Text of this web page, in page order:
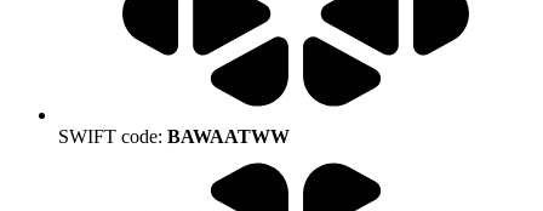
SWIFT code: BAWAATWW